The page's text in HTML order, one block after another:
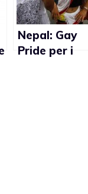
Nepal: Gay
Pride per i